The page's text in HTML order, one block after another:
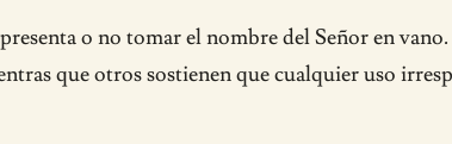
o no tomar el nombre del Señor en
que otros sostienen que cualquier uso